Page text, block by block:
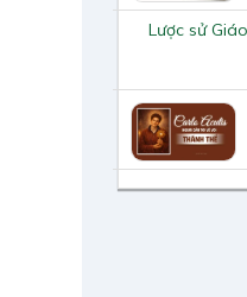
Lược sử